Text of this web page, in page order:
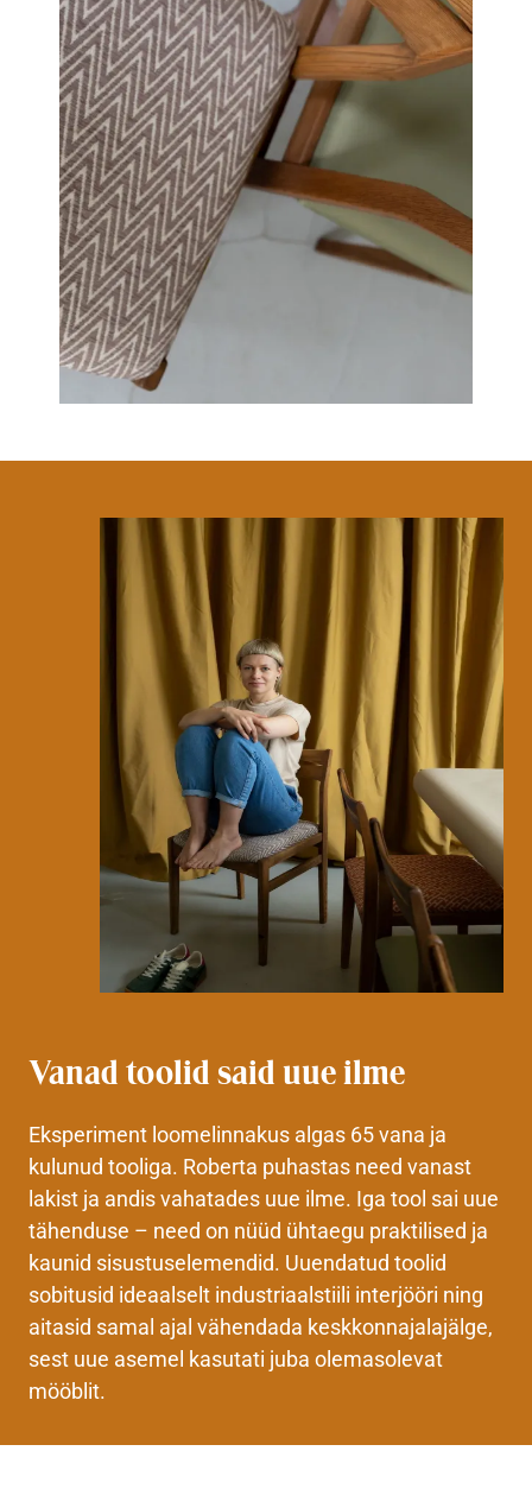
Vanad toolid said uue ilme
Eksperiment loomelinnakus algas 65 vana ja
kulunud tooliga. Roberta puhastas need vanast
lakist ja andis vahatades uue ilme. Iga tool sai uue
tähenduse – need on nüüd ühtaegu praktilised ja
kaunid sisustuselemendid. Uuendatud toolid
sobitusid ideaalselt industriaalstiili interjööri ning
aitasid samal ajal vähendada keskkonnajalajälge,
sest uue asemel kasutati juba olemasolevat
mööblit.